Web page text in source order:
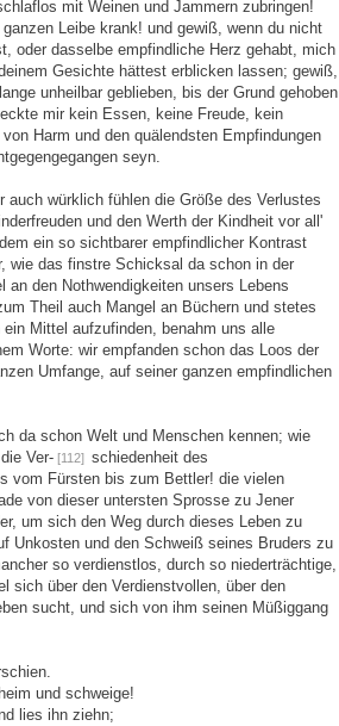
mit Weinen und Jammern zubringen!
Leibe krank! und gewiß, wenn du nicht
oder dasselbe empfindliche Herz gehabt, mich
Gesichte hättest erblicken lassen; gewiß,
unheilbar geblieben, bis der Grund gehoben
mir kein Essen, keine Freude, kein
Harm und den quälendsten Empfindungen
seyn.
auch würklich fühlen die Größe des Verlustes
und den Werth der Kindheit vor all'
ein so sichtbarer empfindlicher Kontrast
wie das finstre Schicksal da schon in der
an den Nothwendigkeiten unsers Lebens
Theil auch Mangel an Büchern und stetes
Mittel aufzufinden, benahm uns alle
Worte: wir empfanden schon das Loos der
Umfange, auf seiner ganzen empfindlichen
da schon Welt und Menschen kennen; wie
Ver- [112] schiedenheit des
vom Fürsten bis zum Bettler! die vielen
von dieser untersten Sprosse zu Jener
um sich den Weg durch dieses Leben zu
Unkosten und den Schweiß seines Bruders zu
so verdienstlos, durch so niederträchtige,
sich über den Verdienstvollen, über den
sucht, und sich von ihm seinen Müßiggang
und schweige!
lies ihn ziehn;